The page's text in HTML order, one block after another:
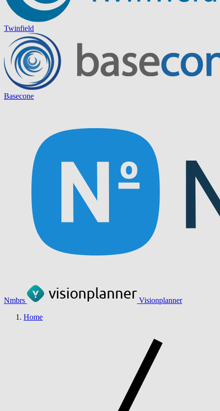
Twinfield
Basecone
Nmbrs
Visionplanner
Home